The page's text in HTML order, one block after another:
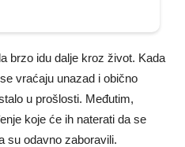
brzo idu dalje kroz život. Kada
vraćaju unazad i obično
u prošlosti. Međutim,
koje će ih naterati da se
su odavno zaboravili.